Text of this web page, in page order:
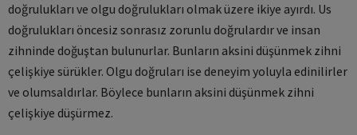
doğrulukları ve olgu doğrulukları olmak üzere ikiye ayırdı. Us
doğrulukları öncesiz sonrasız zorunlu doğrulardır ve insan
zihninde doğuştan bulunurlar. Bunların aksini düşünmek zihni
çelişkiye sürükler. Olgu doğruları ise deneyim yoluyla edinilirler
ve olumsaldırlar. Böylece bunların aksini düşünmek zihni
çelişkiye düşürmez.